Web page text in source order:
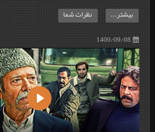
1400/09/08
بیشتر... نظرات شما
Play